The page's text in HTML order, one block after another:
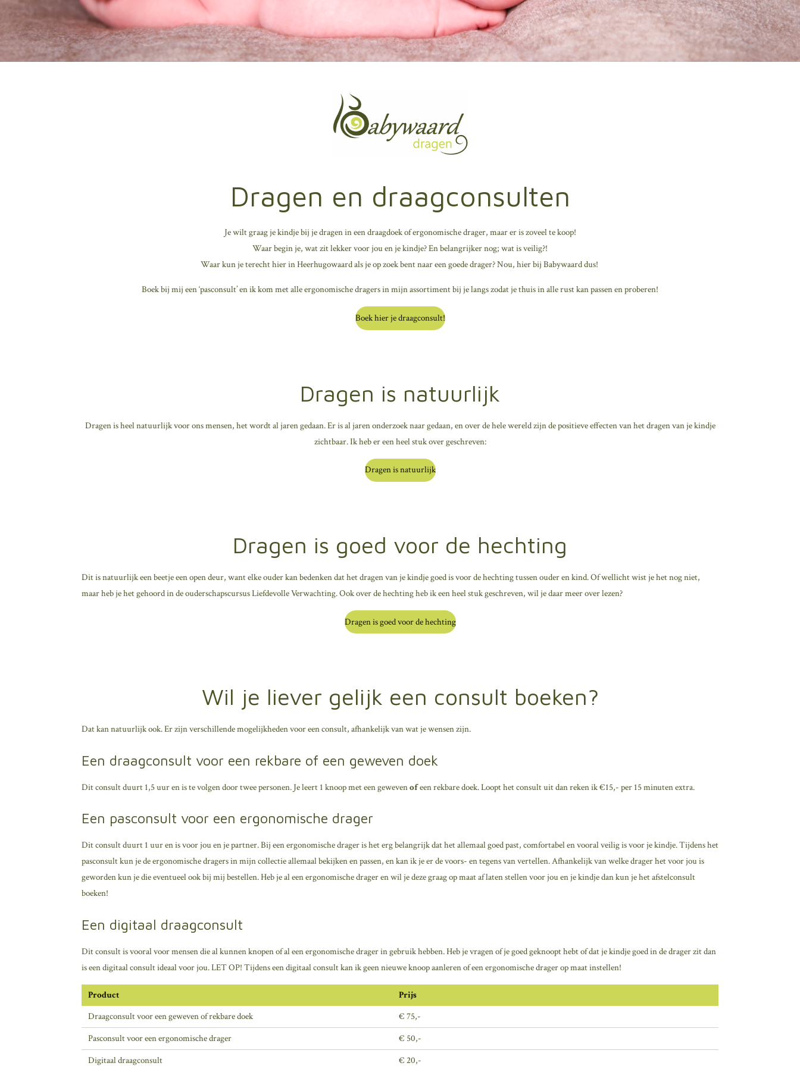
Dragen en draagconsulten
Je wilt graag je kindje bij je dragen in een draagdoek of ergonomische drager, maar er is zoveel te koop!
Waar begin je, wat zit lekker voor jou en je kindje? En belangrijker nog; wat is veilig?!
Waar kun je terecht hier in Heerhugowaard als je op zoek bent naar een goede drager? Nou, hier bij Babywaard dus!
Boek bij mij een ‘pasconsult’ en ik kom met alle ergonomische dragers in mijn assortiment bij je langs zodat je thuis in alle rust kan passen en proberen!
Boek hier je draagconsult!
Dragen is natuurlijk
Dragen is heel natuurlijk voor ons mensen, het wordt al jaren gedaan. Er is al jaren onderzoek naar gedaan, en over de hele wereld zijn de positieve effecten van het dragen van je kindje
zichtbaar. Ik heb er een heel stuk over geschreven:
Dragen is natuurlijk
Dragen is goed voor de hechting
Dit is natuurlijk een beetje een open deur, want elke ouder kan bedenken dat het dragen van je kindje goed is voor de hechting tussen ouder en kind. Of wellicht wist je het nog niet,
maar heb je het gehoord in de ouderschapscursus Liefdevolle Verwachting. Ook over de hechting heb ik een heel stuk geschreven, wil je daar meer over lezen?
Dragen is goed voor de hechting
Wil je liever gelijk een consult boeken?
Dat kan natuurlijk ook. Er zijn verschillende mogelijkheden voor een consult, afhankelijk van wat je wensen zijn.
Een draagconsult voor een rekbare of een geweven doek
Dit consult duurt 1,5 uur en is te volgen door twee personen. Je leert 1 knoop met een gewevenofeen rekbare doek. Loopt het consult uit dan reken ik €15,- per 15 minuten extra.
Een pasconsult voor een ergonomische drager
Dit consult duurt 1 uur en is voor jou en je partner. Bij een ergonomische drager is het erg belangrijk dat het allemaal goed past, comfortabel en vooral veilig is voor je kindje. Tijdens het
pasconsult kun je de ergonomische dragers in mijn collectie allemaal bekijken en passen, en kan ik je er de voors- en tegens van vertellen. Afhankelijk van welke drager het voor jou is
geworden kun je die eventueel ook bij mij bestellen. Heb je al een ergonomische drager en wil je deze graag op maat af laten stellen voor jou en je kindje dan kun je het afstelconsult
boeken!
Een digitaal draagconsult
Dit consult is vooral voor mensen die al kunnen knopen of al een ergonomische drager in gebruik hebben. Heb je vragen of je goed geknoopt hebt of dat je kindje goed in de drager zit dan
is een digitaal consult ideaal voor jou. LET OP! Tijdens een digitaal consult kan ik geen nieuwe knoop aanleren of een ergonomische drager op maat instellen!
Product
Prijs
Draagconsult voor een geweven of rekbare doek
€ 75,-
Pasconsult voor een ergonomische drager
€ 50,-
Digitaal draagconsult
€ 20,-